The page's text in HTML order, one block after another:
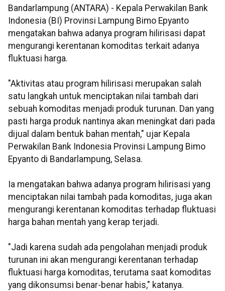
Bandarlampung (ANTARA) - Kepala Perwakilan Bank
Indonesia (BI) Provinsi Lampung Bimo Epyanto
mengatakan bahwa adanya program hilirisasi dapat
mengurangi kerentanan komoditas terkait adanya
fluktuasi harga.
"Aktivitas atau program hilirisasi merupakan salah
satu langkah untuk menciptakan nilai tambah dari
sebuah komoditas menjadi produk turunan. Dan yang
pasti harga produk nantinya akan meningkat dari pada
dijual dalam bentuk bahan mentah," ujar Kepala
Perwakilan Bank Indonesia Provinsi Lampung Bimo
Epyanto di Bandarlampung, Selasa.
Ia mengatakan bahwa adanya program hilirisasi yang
menciptakan nilai tambah pada komoditas, juga akan
mengurangi kerentanan komoditas terhadap fluktuasi
harga bahan mentah yang kerap terjadi.
"Jadi karena sudah ada pengolahan menjadi produk
turunan ini akan mengurangi kerentanan terhadap
fluktuasi harga komoditas, terutama saat komoditas
yang dikonsumsi benar-benar habis," katanya.